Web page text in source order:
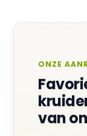
ONZE
van